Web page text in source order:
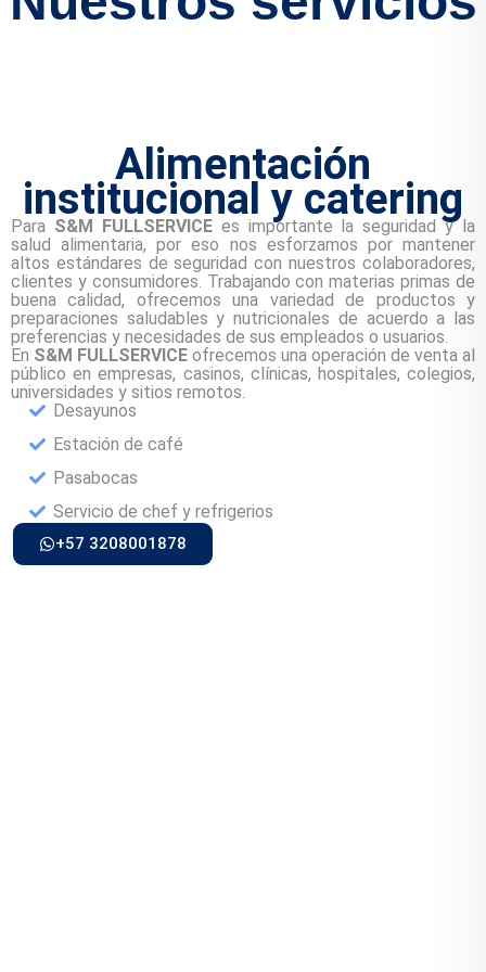
Alimentación
institucional y catering
Para S&M FULLSERVICEes importante la seguridad y la
salud alimentaria, por eso nos esforzamos por mantener
altos estándares de seguridad con nuestros colaboradores,
clientes y consumidores. Trabajando con materias primas de
buena calidad, ofrecemos una variedad de productos y
preparaciones saludables y nutricionales de acuerdo a las
preferencias y necesidades de sus empleados o usuarios.
En S&M FULLSERVICE ofrecemos una operación de venta al
público en empresas, casinos, clínicas, hospitales, colegios,
universidades y sitios remotos.
Desayunos
Estación de café
Pasabocas
Servicio de chef y refrigerios
+57 3208001878